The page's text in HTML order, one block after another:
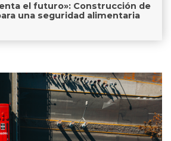
el futuro»: Construcción de
una seguridad alimentaria